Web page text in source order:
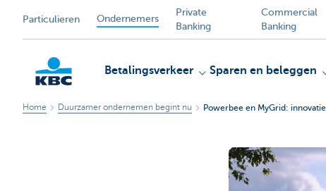
Particulieren Ondernemers
Private
Banking
Commercial
Banking
Betalingsverkeer Sparen en beleggen
Home Duurzamer ondernemen begint nu Powerbee en MyGrid: